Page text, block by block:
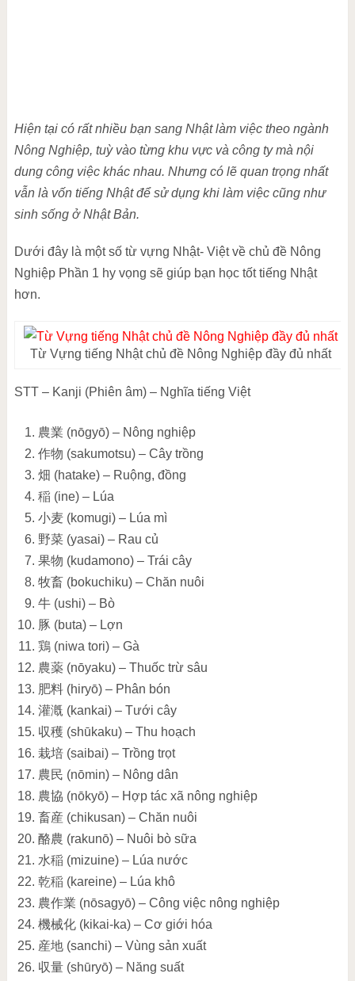
Hiện tại có rất nhiều bạn sang Nhật làm việc theo ngành
Nông Nghiệp, tuỳ vào từng khu vực và công ty mà nội
dung công việc khác nhau. Nhưng có lẽ quan trọng nhất
vẫn là vốn tiếng Nhật để sử dụng khi làm việc cũng như
sinh sống ở Nhật Bản.
Dưới đây là một số từ vựng Nhật- Việt về chủ đề Nông
Nghiệp Phần 1 hy vọng sẽ giúp bạn học tốt tiếng Nhật
hơn.
Từ Vựng tiếng Nhật chủ đề Nông Nghiệp đầy đủ nhất
STT – Kanji (Phiên âm) – Nghĩa tiếng Việt
農業 (nōgyō) – Nông nghiệp
作物 (sakumotsu) – Cây trồng
畑 (hatake) – Ruộng, đồng
稲 (ine) – Lúa
小麦 (komugi) – Lúa mì
野菜 (yasai) – Rau củ
果物 (kudamono) – Trái cây
牧畜 (bokuchiku) – Chăn nuôi
牛 (ushi) – Bò
豚 (buta) – Lợn
鶏 (niwa tori) – Gà
農薬 (nōyaku) – Thuốc trừ sâu
肥料 (hiryō) – Phân bón
灌漑 (kankai) – Tưới cây
収穫 (shūkaku) – Thu hoạch
栽培 (saibai) – Trồng trọt
農民 (nōmin) – Nông dân
農協 (nōkyō) – Hợp tác xã nông nghiệp
畜産 (chikusan) – Chăn nuôi
酪農 (rakunō) – Nuôi bò sữa
水稲 (mizuine) – Lúa nước
乾稲 (kareine) – Lúa khô
農作業 (nōsagyō) – Công việc nông nghiệp
機械化 (kikai-ka) – Cơ giới hóa
産地 (sanchi) – Vùng sản xuất
収量 (shūryō) – Năng suất